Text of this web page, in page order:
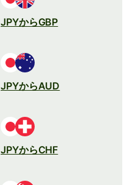
JPYからGBP
JPYからAUD
JPYからCHF